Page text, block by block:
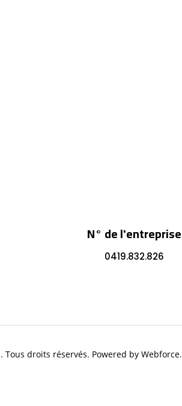
N° de l'entreprise
0419.832.826
Tous droits réservés. Powered by Webforce.